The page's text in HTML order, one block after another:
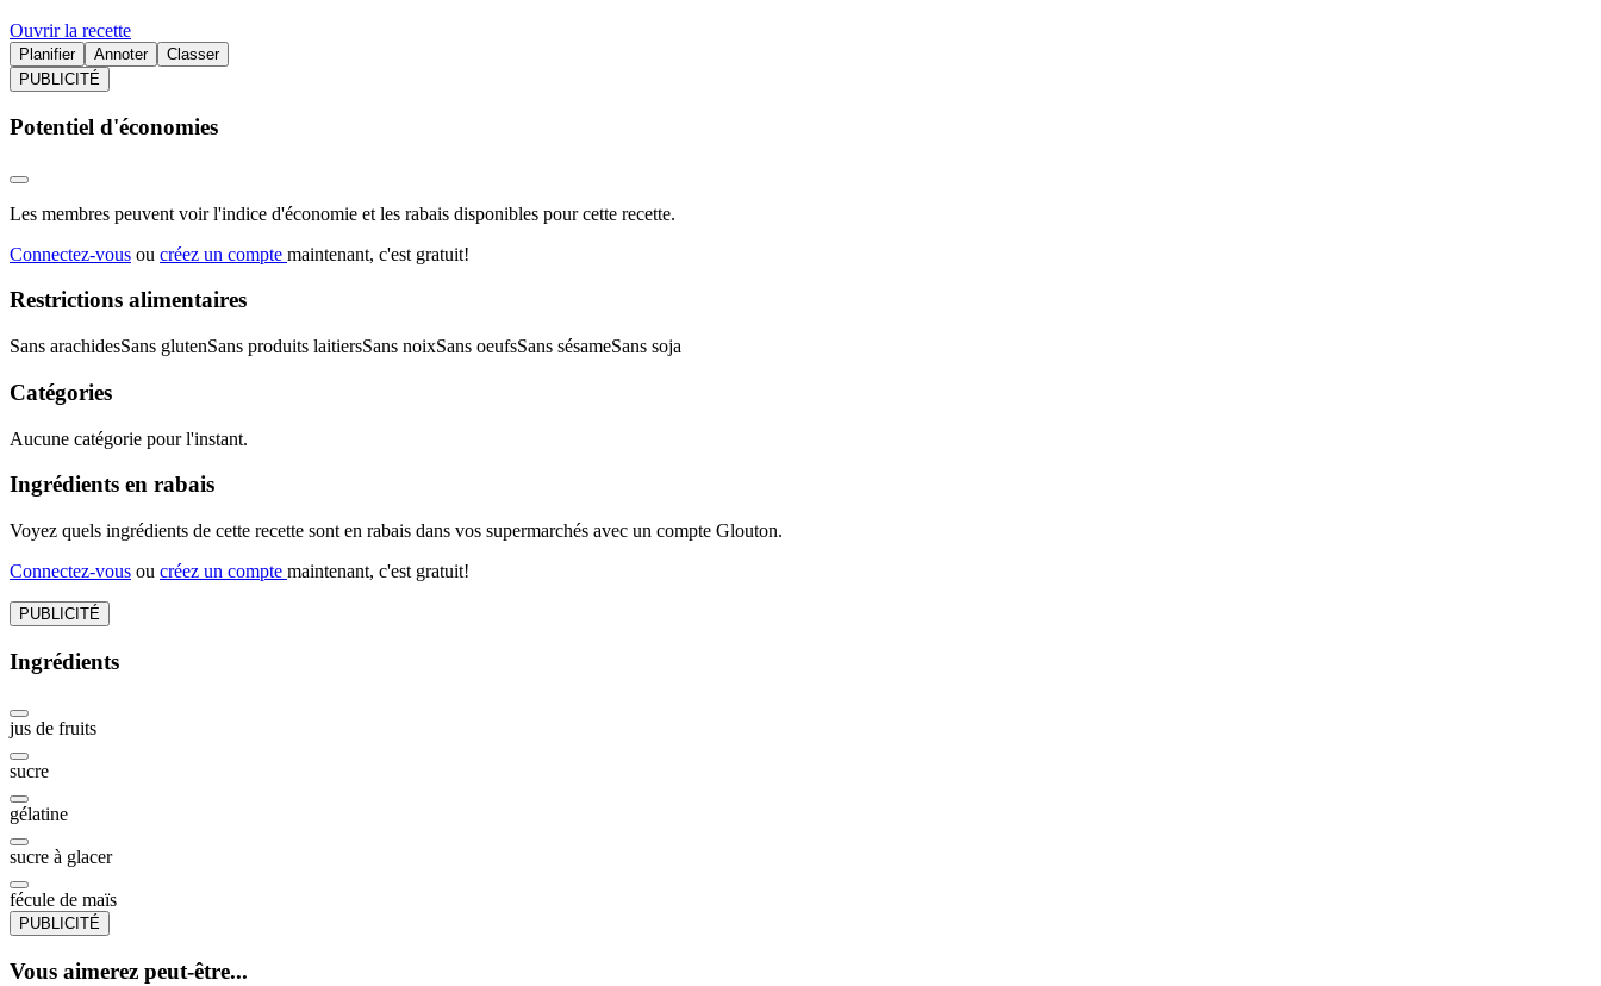
Ouvrir la recette
Planifier Annoter
Classer
PUBLICITÉ
Potentiel d'économies
Les membres peuvent voir l'indice d'économie et les rabais disponibles pour cette recette.
Connectez-vous ou créez un compte maintenant, c'est gratuit!
Restrictions alimentaires
Sans arachidesSans glutenSans produits laitiersSans noixSans oeufsSans sésameSans soja
Catégories
Aucune catégorie pour l'instant.
Ingrédients en rabais
Voyez quels ingrédients de cette recette sont en rabais dans vos supermarchés avec un compte Glouton.
Connectez-vous ou créez un compte maintenant, c'est gratuit!
PUBLICITÉ
Ingrédients
jus de fruits
sucre
gélatine
sucre à glacer
fécule de maïs
PUBLICITÉ
Vous aimerez peut-être...